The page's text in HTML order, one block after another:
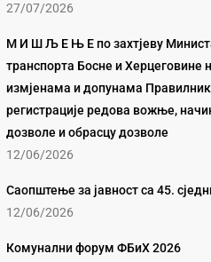
27/07/2026
М И Ш Љ Е Њ Е по захтјеву
транспорта Босне и Херцеговине
измјенама и допунама
регистрације редова вожње,
дозволе и обрасцу дозволе
12/06/2026
Саопштење за јавност са 45.
12/06/2026
Комунални форум ФБиХ 2026